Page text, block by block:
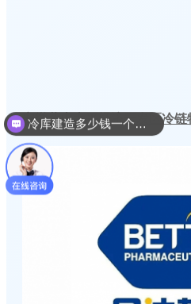
安徽黄山太平经济开发区冷
冷库建造多少钱一个平方